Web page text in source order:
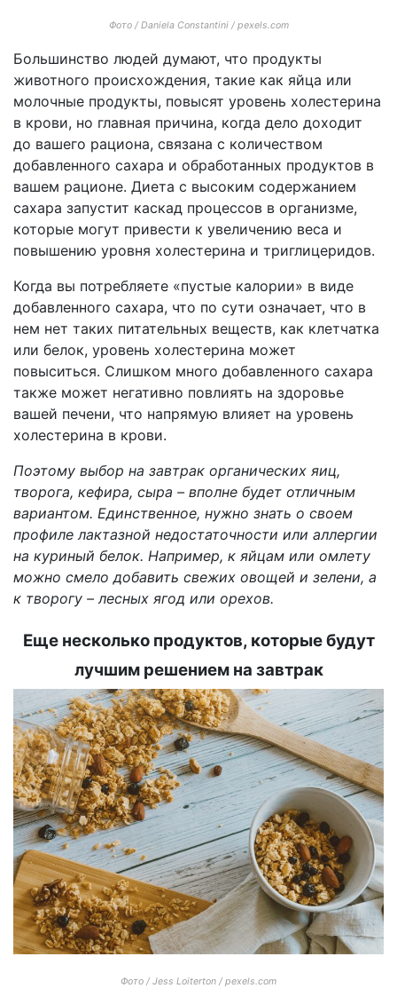
Фото / Daniela Constantini / pexels.com
Большинство людей думают, что продукты
животного происхождения, такие как яйца или
молочные продукты, повысят уровень холестерина
в крови, но главная причина, когда дело доходит
до вашего рациона, связана с количеством
добавленного сахара и обработанных продуктов в
вашем рационе. Диета с высоким содержанием
сахара запустит каскад процессов в организме,
которые могут привести к увеличению веса и
повышению уровня холестерина и триглицеридов.
Когда вы потребляете «пустые калории» в виде
добавленного сахара, что по сути означает, что в
нем нет таких питательных веществ, как клетчатка
или белок, уровень холестерина может
повыситься. Слишком много добавленного сахара
также может негативно повлиять на здоровье
вашей печени, что напрямую влияет на уровень
холестерина в крови.
Поэтому выбор на завтрак органических яиц,
творога, кефира, сыра – вполне будет отличным
вариантом. Единственное, нужно знать о своем
профиле лактазной недостаточности или аллергии
на куриный белок. Например, к яйцам или омлету
можно смело добавить свежих овощей и зелени, а
к творогу – лесных ягод или орехов.
Еще несколько продуктов, которые будут
лучшим решением на завтрак
Фото / Jess Loiterton / pexels.com